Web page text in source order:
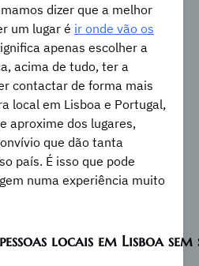
dizer que a melhor
um lugar é ir onde vão os
apenas escolher a
acima de tudo, ter a
contactar de forma mais
local em Lisboa e Portugal,
aproxime dos lugares,
que dão tanta
país. É isso que pode
numa experiência muito
locais em Lisboa